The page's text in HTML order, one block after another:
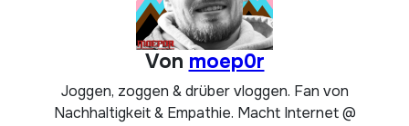
Von moep0r
Joggen, zoggen & drüber vloggen. Fan von
Nachhaltigkeit & Empathie. Macht Internet @